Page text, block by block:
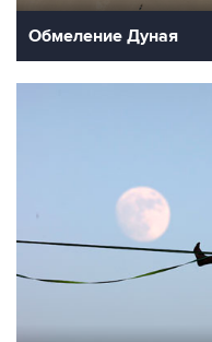
Обмеление Дуная